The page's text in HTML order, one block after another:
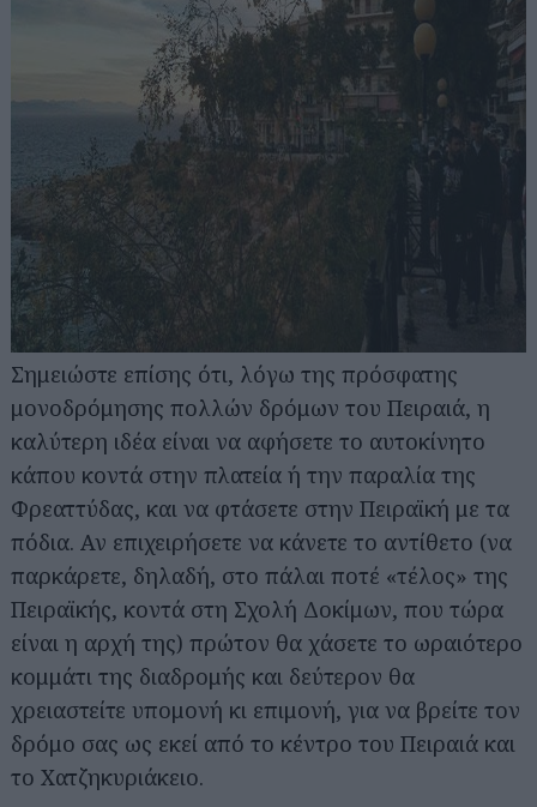
Σημειώστε επίσης ότι, λόγω της πρόσφατης
μονοδρόμησης πολλών δρόμων του Πειραιά, η
καλύτερη ιδέα είναι να αφήσετε το αυτοκίνητο
κάπου κοντά στην πλατεία ή την παραλία της
Φρεαττύδας, και να φτάσετε στην Πειραϊκή με τα
πόδια. Αν επιχειρήσετε να κάνετε το αντίθετο (να
παρκάρετε, δηλαδή, στο πάλαι ποτέ «τέλος» της
Πειραϊκής, κοντά στη Σχολή Δοκίμων, που τώρα
είναι η αρχή της) πρώτον θα χάσετε το ωραιότερο
κομμάτι της διαδρομής και δεύτερον θα
χρειαστείτε υπομονή κι επιμονή, για να βρείτε τον
δρόμο σας ως εκεί από το κέντρο του Πειραιά και
το Χατζηκυριάκειο.